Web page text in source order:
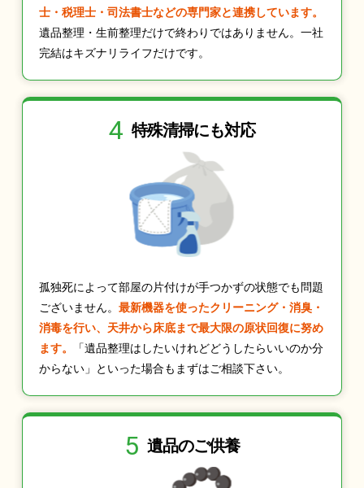
士・税理士・司法書士などの専門家と連携しています。
遺品整理・生前整理だけで終わりではありません。一社
完結はキズナリライフだけです。
4 特殊清掃にも対応
孤独死によって部屋の片付けが手つかずの状態でも問題
ございません。 最新機器を使ったクリーニング・消臭・
消毒を行い、天井から床底まで最大限の原状回復に努め
ます。
「遺品整理はしたいけれどどうしたらいいのか分
からない」といった場合もまずはご相談下さい。
5 遺品のご供養